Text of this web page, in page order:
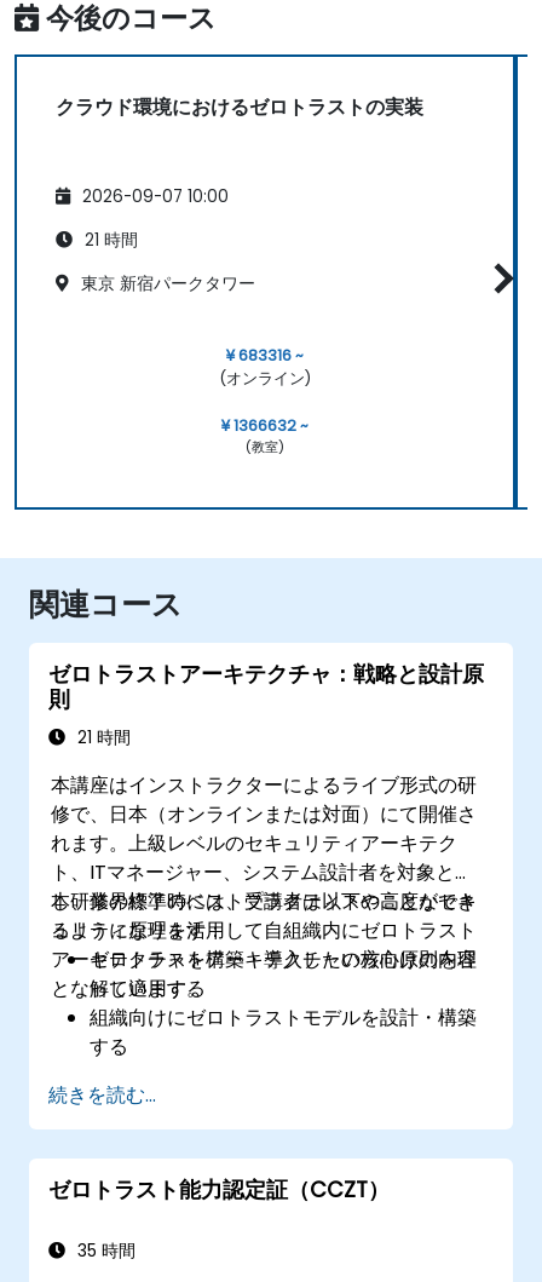
今後のコース
クラウド環境におけるゼロトラストの実装
2026-09-07 10:00
21 時間
東京 新宿パークタワー
¥ 683316 ~
(オンライン)
¥ 1366632 ~
(教室)
関連コース
ゼロトラストアーキテクチャ：戦略と設計原
則
21 時間
本講座はインストラクターによるライブ形式の研
修で、日本（オンラインまたは対面）にて開催さ
れます。上級レベルのセキュリティアーキテク
ト、ITマネージャー、システム設計者を対象と
し、業界標準のベストプラクティスや高度なセキ
ュリティ原理を活用して自組織内にゼロトラスト
アーキテクチャを構築・導入したい方向けの内容
となっています。
本研修の終了時には、受講者は以下のことができ
るようになります：
ゼロトラストアーキテクチャの核心原則を理
解し適用する
組織向けにゼロトラストモデルを設計・構築
する
（IAM）、最小限の権限ポリシーをゼロトラ
スト設計に活用する
本人確認・継続的監視・最小限の権限付与に
重点を置いたセキュリティ対策を実装する
し軽減させる
続きを読む...
ゼロトラスト能力認定証（CCZT）
35 時間